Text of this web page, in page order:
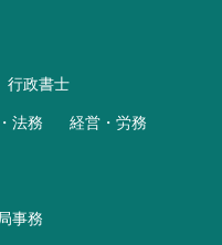
行政書士
法務 経営・労務
事務